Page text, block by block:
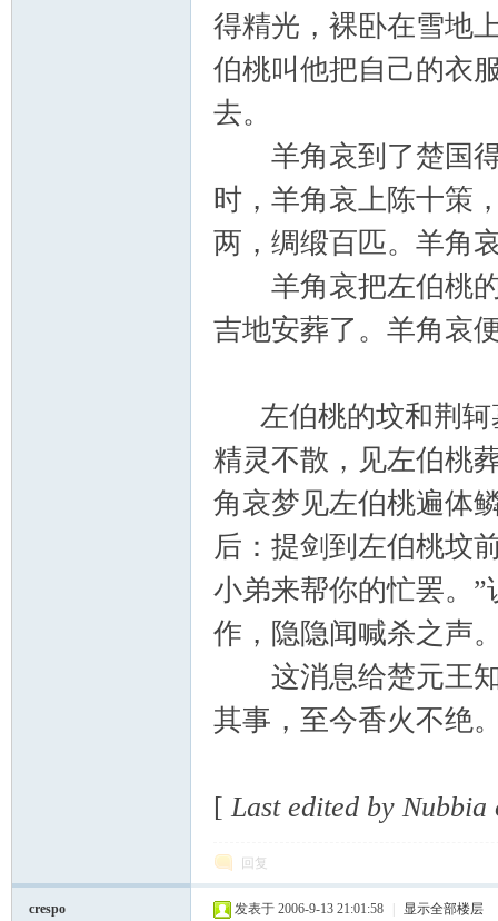
得精光，裸卧在雪地
伯桃叫他把自己的衣
去。
羊角哀到了楚国得
时，羊角哀上陈十策
两，绸缎百匹。羊角
羊角哀把左伯桃的
吉地安葬了。羊角哀
左伯桃的坟和荆轲
精灵不散，见左伯桃
角哀梦见左伯桃遍体
后：提剑到左伯桃坟
小弟来帮你的忙罢。
作，隐隐闻喊杀之声
这消息给楚元王知
其事，至今香火不绝
[ Last edited by
回复
crespo 发表于 2006-9-13 21:01:58 显示全部楼层